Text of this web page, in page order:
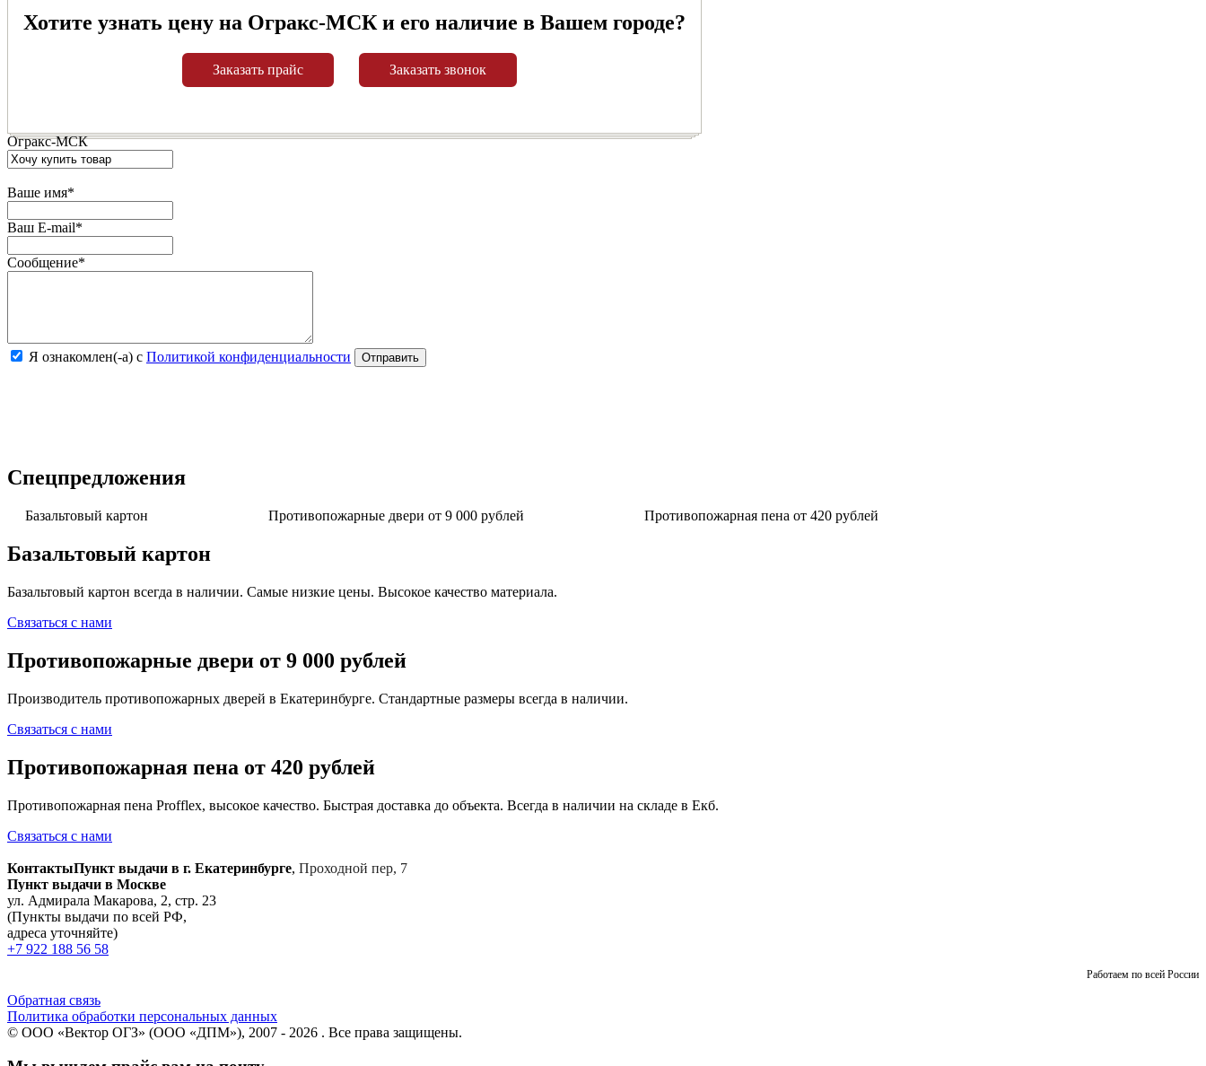
Хотите узнать цену на Огракс-МСК и его наличие в Вашем городе?
Заказать прайс Заказать звонок
Огракс-МСК
Ваше имя*
Ваш E-mail*
Сообщение*
Я ознакомлен(-а) с Политикой конфиденциальности
Спецпредложения
Базальтовый картон Противопожарные двери от 9 000 рублей Противопожарная пена от 420 рублей
Базальтовый картон
Базальтовый картон всегда в наличии. Самые низкие цены. Высокое качество материала.
Связаться с нами
Противопожарные двери от 9 000 рублей
Производитель противопожарных дверей в Екатеринбурге. Стандартные размеры всегда в наличии.
Связаться с нами
Противопожарная пена от 420 рублей
Противопожарная пена Profflex, высокое качество. Быстрая доставка до объекта. Всегда в наличии на складе в Екб.
Связаться с нами
КонтактыПункт выдачи в г. Екатеринбурге, Проходной пер, 7
Пункт выдачи в Москве
ул. Адмирала Макарова, 2, стр. 23
(Пункты выдачи по всей РФ,
адреса уточняйте)
+7 922 188 56 58
Работаем по всей России
Обратная связь
Политика обработки персональных данных
© ООО «Вектор ОГЗ» (ООО «ДПМ»), 2007 - 2026 . Все права защищены.